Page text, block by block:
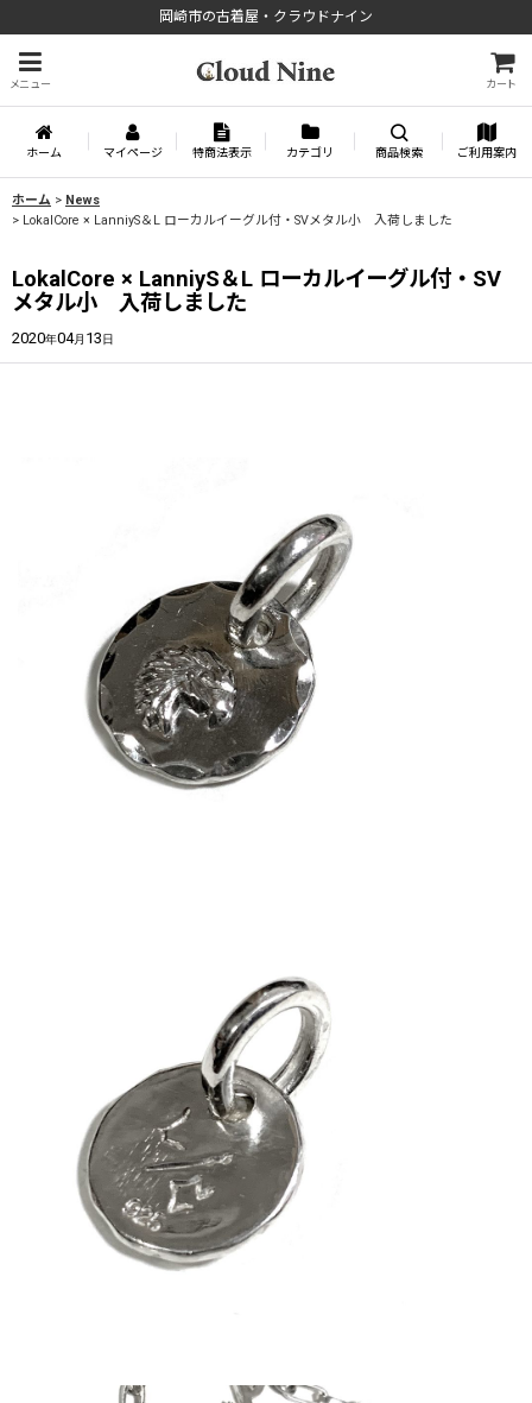
岡崎市の古着屋・クラウドナイン
メニュー カート
ホーム マイページ 特商法表示 カテゴリ 商品検索 ご利用案内
ホーム > News
> LokalCore × LanniyS＆L ローカルイーグル付・SVメタル小 入荷しました
LokalCore × LanniyS＆L ローカルイーグル付・SV
メタル小 入荷しました
2020年04月 13日